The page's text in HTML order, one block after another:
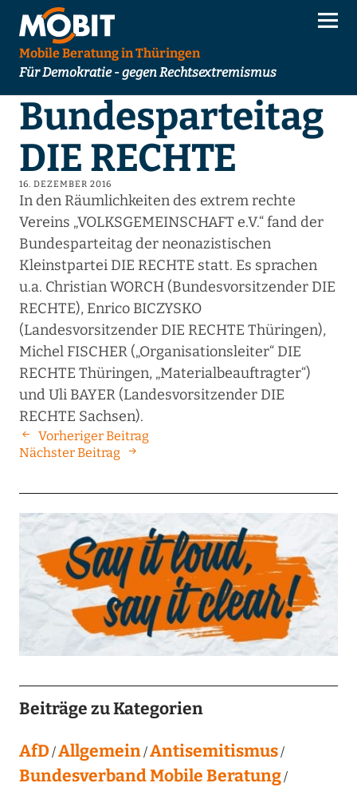
Mobile Beratung in Thüringen
Für Demokratie - gegen Rechtsextremismus
Bundesparteitag
DIE RECHTE
16. DEZEMBER 2016
In den Räumlichkeiten des extrem rechte
Vereins „VOLKSGEMEINSCHAFT e.V.“ fand der
Bundesparteitag der neonazistischen
Kleinstpartei DIE RECHTE statt. Es sprachen
u.a. Christian WORCH (Bundesvorsitzender DIE
RECHTE), Enrico BICZYSKO
(Landesvorsitzender DIE RECHTE Thüringen),
Michel FISCHER („Organisationsleiter“ DIE
RECHTE Thüringen, „Materialbeauftragter“)
und Uli BAYER (Landesvorsitzender DIE
RECHTE Sachsen).
Vorheriger Beitrag
Nächster Beitrag
Beiträge zu Kategorien
AfD Allgemein Antisemitismus
Bundesverband Mobile Beratung